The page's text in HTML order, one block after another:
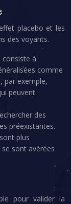
placebo et les
des voyants.
à
comme
par exemple,
peuvent
des
préexistantes.
plus
sont avérées
pour valider la